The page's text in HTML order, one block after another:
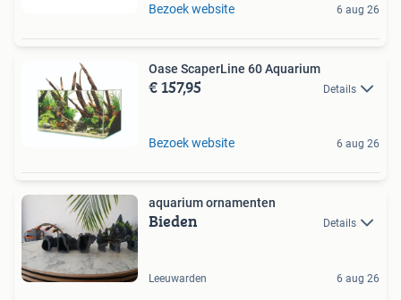
Bezoek website 6 aug 26
Oase ScaperLine 60 Aquarium
€ 157,95 Details
Bezoek website 6 aug 26
aquarium ornamenten
Bieden Details
Leeuwarden 6 aug 26